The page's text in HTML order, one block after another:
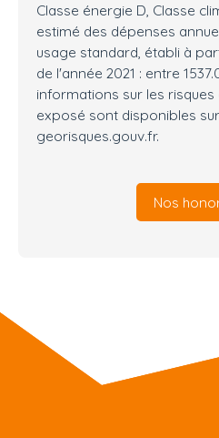
Classe énergie D, Classe
estimé des dépenses
usage standard, établi à
de l'année 2021 : entre
informations sur les
exposé sont disponibles
georisques.gouv.fr.
Nos